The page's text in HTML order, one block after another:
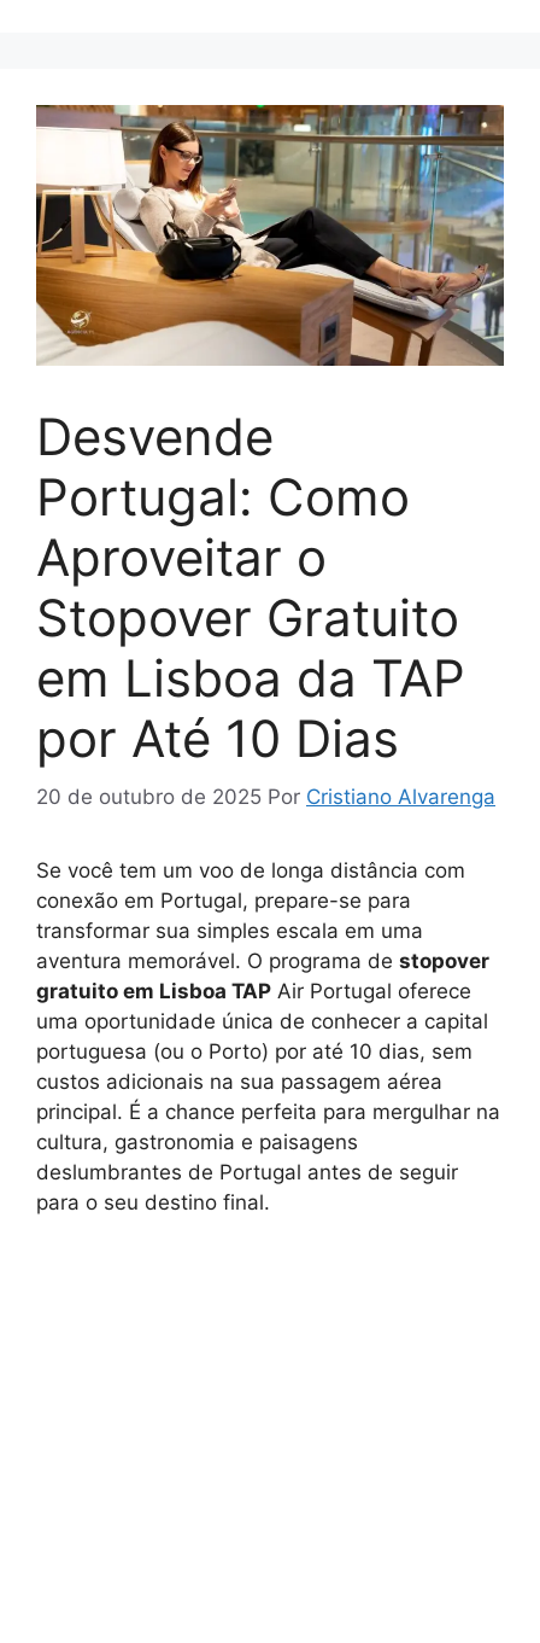
Desvende
Portugal: Como
Aproveitar o
Stopover Gratuito
em Lisboa da TAP
por Até 10 Dias
20 de outubro de 2025 Por Cristiano Alvarenga
Se você tem um voo de longa distância com
conexão em Portugal, prepare-se para
transformar sua simples escala em uma
aventura memorável. O programa de stopover
gratuito em Lisboa TAP Air Portugal oferece
uma oportunidade única de conhecer a capital
portuguesa (ou o Porto) por até 10 dias, sem
custos adicionais na sua passagem aérea
principal. É a chance perfeita para mergulhar na
cultura, gastronomia e paisagens
deslumbrantes de Portugal antes de seguir
para o seu destino final.